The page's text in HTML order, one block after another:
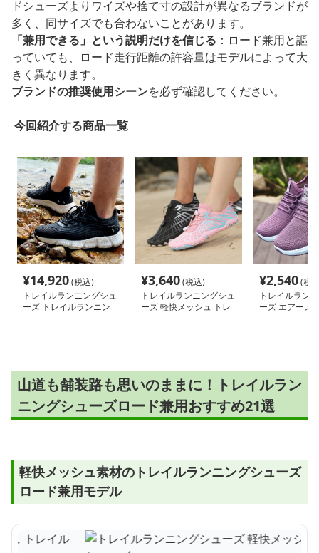
ドシューズよりワイズや捨て寸の設計が異なるブランドが
多く、同サイズでも合わないことがあります。
「兼用できる」という説明だけを信じる ：ロード兼用と謳
っていても、ロード走行距離の許容量はモデルによって大
きく異なります。
ブランドの推奨使用シーンを必ず確認してください。
今回紹介する商品一覧
¥14,920(税込)
トレイルランニングシュ
ーズ トレイルランニン
¥3,640(税込)
トレイルランニングシュ
ーズ 軽快メッシュ トレ
¥2,540(税
トレイルラン
ーズ エアーメ
山道も舗装路も思いのままに！トレイルラン
ニングシューズロード兼用おすすめ21選
軽快メッシュ素材のトレイルランニングシューズ
ロード兼用モデル